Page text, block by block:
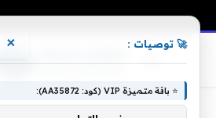
🚀 توصيات : ×
⭐ باقة متميزة VIP (كود: AA35872):